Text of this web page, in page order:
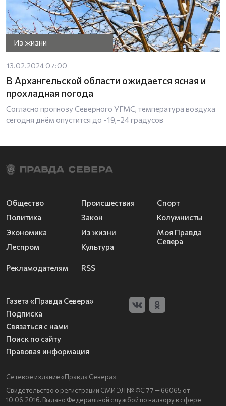
Из жизни
13.02.2024 07:00
В Архангельской области ожидается ясная и
прохладная погода
Согласно прогнозу Северного УГМС, температура воздуха
сегодня днём опустится до -19,-24 градусов
Общество
Политика
Экономика
Леспром
Происшествия
Закон
Из жизни
Культура
Спорт
Колумнисты
Моя Правда
Севера
Рекламодателям RSS
Газета «Правда Севера»
Подписка
Связаться с нами
Поиск по сайту
Правовая информация
Сетевое издание «Правда Севера».
Свидетельство о регистрации СМИ ЭЛ № ФС 77 — 66065 от
10.06.2016. Выдано Федеральной службой по надзору в сфере